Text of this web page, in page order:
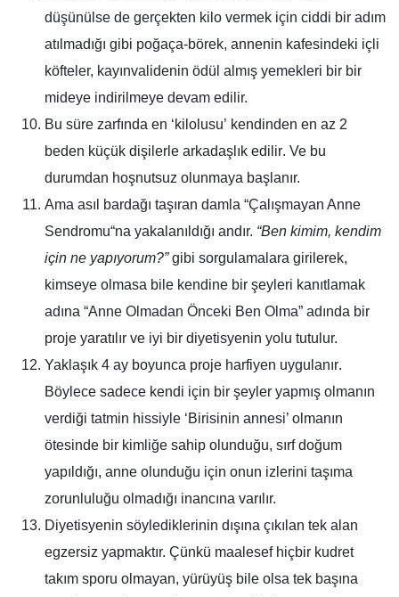
düşünülse de gerçekten kilo vermek için ciddi bir adım
atılmadığı gibi poğaça-börek, annenin kafesindeki içli
köfteler, kayınvalidenin ödül almış yemekleri bir bir
mideye indirilmeye devam edilir.
Bu süre zarfında en ‘kilolusu’ kendinden en az 2
beden küçük dişilerle arkadaşlık edilir. Ve bu
durumdan hoşnutsuz olunmaya başlanır.
Ama asıl bardağı taşıran damla “Çalışmayan Anne
Sendromu“na yakalanıldığı andır. “Ben kimim, kendim
için ne yapıyorum?”gibi sorgulamalara girilerek,
kimseye olmasa bile kendine bir şeyleri kanıtlamak
adına “Anne Olmadan Önceki Ben Olma” adında bir
proje yaratılır ve iyi bir diyetisyenin yolu tutulur.
Yaklaşık 4 ay boyunca proje harfiyen uygulanır.
Böylece sadece kendi için bir şeyler yapmış olmanın
verdiği tatmin hissiyle ‘Birisinin annesi’ olmanın
ötesinde bir kimliğe sahip olunduğu, sırf doğum
yapıldığı, anne olunduğu için onun izlerini taşıma
zorunluluğu olmadığı inancına varılır.
Diyetisyenin söylediklerinin dışına çıkılan tek alan
egzersiz yapmaktır. Çünkü maalesef hiçbir kudret
takım sporu olmayan, yürüyüş bile olsa tek başına